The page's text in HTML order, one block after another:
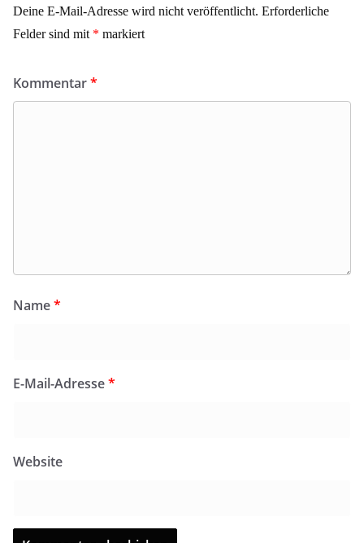
Deine E-Mail-Adresse wird nicht veröffentlicht. Erforderliche
Felder sind mit * markiert
Kommentar*
Name*
E-Mail-Adresse*
Website